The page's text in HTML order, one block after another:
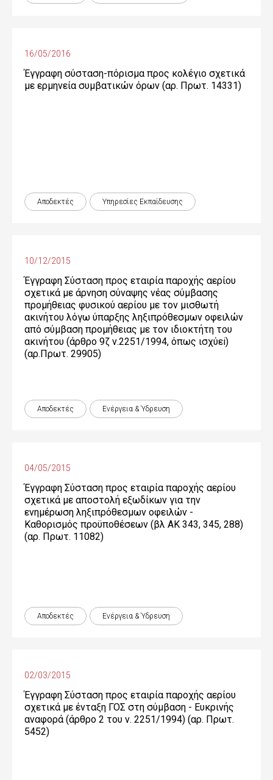
16/05/2016
Έγγραφη σύσταση-πόρισμα προς κολέγιο σχετικά
με ερμηνεία συμβατικών όρων (αρ. Πρωτ. 14331)
Αποδεκτές Υπηρεσίες Εκπαίδευσης
10/12/2015
Έγγραφη Σύσταση προς εταιρία παροχής αερίου
σχετικά με άρνηση σύναψης νέας σύμβασης
προμήθειας φυσικού αερίου με τον μισθωτή
ακινήτου λόγω ύπαρξης ληξιπρόθεσμων οφειλών
από σύμβαση προμήθειας με τον ιδιοκτήτη του
ακινήτου (άρθρο 9ζ ν.2251/1994, όπως ισχύεi)
(αρ.Πρωτ. 29905)
Αποδεκτές Ενέργεια & Ύδρευση
04/05/2015
Έγγραφη Σύσταση προς εταιρία παροχής αερίου
σχετικά με αποστολή εξωδίκων για την
ενημέρωση ληξιπρόθεσμων οφειλών -
Καθορισμός προϋποθέσεων (βλ ΑΚ 343, 345, 288)
(αρ. Πρωτ. 11082)
Αποδεκτές Ενέργεια & Ύδρευση
02/03/2015
Έγγραφη Σύσταση προς εταιρία παροχής αερίου
σχετικά με ένταξη ΓΟΣ στη σύμβαση - Ευκρινής
αναφορά (άρθρο 2 του ν. 2251/1994) (αρ. Πρωτ.
5452)